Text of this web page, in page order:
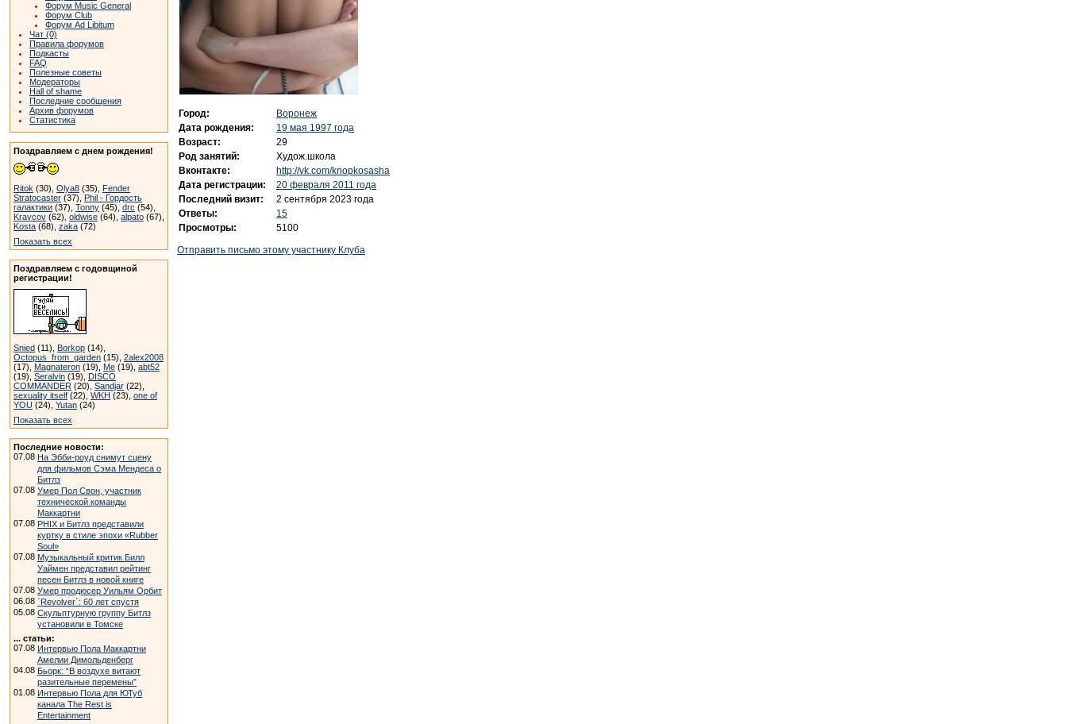
Форум Music General
Форум Club
Форум Ad Libitum
Чат (0)
Правила форумов
Подкасты
FAQ
Полезные советы
Модераторы
Hall of shame
Последние сообщения
Архив форумов
Статистика
Поздравляем с днем рождения!
Ritok (30), Olya8 (35), Fender
Stratocaster (37), Phil - Гордость
галактики (37), Tonny (45), drc (54),
Kravcov (62), oldwise (64), alpato (67),
Kosta (68), zaka (72)
Показать всех
Поздравляем с годовщиной
регистрации!
Snied (11), Borkop (14),
Octopus_from_garden (15), 2alex2008
(17), Magnateron (19), Me (19), abt52
(19), Seralvin (19), DISCO
COMMANDER (20), Sandjar (22),
sexuality itself (22), WKH (23), one of
YOU (24), Yutan (24)
Показать всех
Последние новости:
07.08 На Эбби-роуд снимут сцену
для фильмов Сэма Мендеса о
Битлз
07.08 Умер Пол Свон, участник
технической команды
Маккартни
07.08 PHIX и Битлз представили
куртку в стиле эпохи «Rubber
Soul»
07.08 Музыкальный критик Билл
Уаймен представил рейтинг
песен Битлз в новой книге
07.08 Умер продюсер Уильям Орбит
06.08 `Revolver`: 60 лет спустя
05.08 Скульптурную группу Битлз
установили в Томске
... статьи:
07.08 Интервью Пола Маккартни
Амелии Димольденберг
04.08 Бьорк: “В воздухе витают
разительные перемены”
01.08 Интервью Пола для ЮТуб
канала The Rest is
Entertainment
Город:
Воронеж
Дата рождения:
19 мая 1997 года
Возраст:
29
Род занятий:
Худож.школа
Вконтакте:
http://vk.com/knopkosasha
Дата регистрации:
20 февраля 2011 года
Последний визит:
2 сентября 2023 года
Ответы:
15
Просмотры:
5100
Отправить письмо этому участнику Клуба